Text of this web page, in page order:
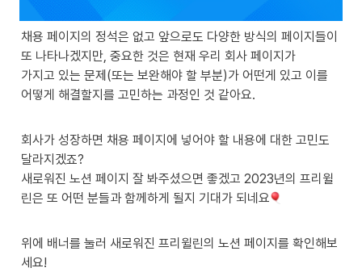
채용 페이지의 정석은 없고 앞으로도 다양한 방식의 페이지들이
또 나타나겠지만, 중요한 것은 현재 우리 회사 페이지가
가지고 있는 문제(또는 보완해야 할 부분)가 어떤게 있고 이를
어떻게 해결할지를 고민하는 과정인 것 같아요.
회사가 성장하면 채용 페이지에 넣어야 할 내용에 대한 고민도
달라지겠죠?
새로워진 노션 페이지 잘 봐주셨으면 좋겠고 2023년의 프리윌
린은 또 어떤 분들과 함께하게 될지 기대가 되네요
위에 배너를 눌러 새로워진 프리윌린의 노션 페이지를 확인해보
세요!